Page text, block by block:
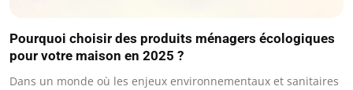
Pourquoi choisir des produits ménagers écologiques
pour votre maison en 2025 ?
Dans un monde où les enjeux environnementaux et sanitaires